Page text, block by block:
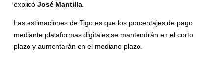
explicó José Mantilla
Las estimaciones de Tigo es que los porcentajes de pago
mediante plataformas digitales se mantendrán en el corto
plazo y aumentarán en el mediano plazo.